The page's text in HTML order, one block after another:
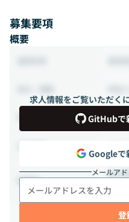
募集要項
概要
求人情報をご覧いただく
GitHubで
Googleで
メールア
登
40時
勤務地
東京
暁ビ